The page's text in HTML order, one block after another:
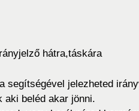
hátra,táskára
segítségével jelezheted
aki beléd akar jönni.